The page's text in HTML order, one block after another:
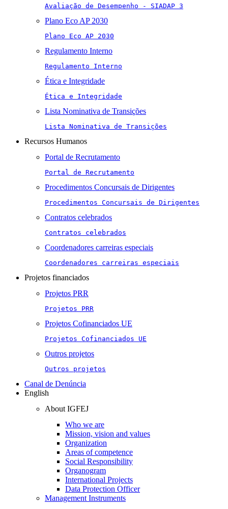
Avaliação de Desempenho - SIADAP 3
Plano Eco AP 2030
Plano Eco AP 2030
Regulamento Interno
Regulamento Interno
Ética e Integridade
Ética e Integridade
Lista Nominativa de Transições
Lista Nominativa de Transições
Recursos Humanos
Portal de Recrutamento
Portal de Recrutamento
Procedimentos Concursais de Dirigentes
Procedimentos Concursais de Dirigentes
Contratos celebrados
Contratos celebrados
Coordenadores carreiras especiais
Coordenadores carreiras especiais
Projetos financiados
Projetos PRR
Projetos PRR
Projetos Cofinanciados UE
Projetos Cofinanciados UE
Outros projetos
Outros projetos
Canal de Denúncia
English
About IGFEJ
Who we are
Mission, vision and values
Organization
Areas of competence
Social Responsibility
Organogram
International Projects
Data Protection Officer
Management Instruments